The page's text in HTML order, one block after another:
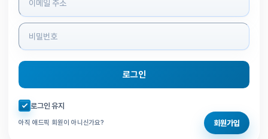
로그인
자동로그인 체크
로그인 유지
아직 애드픽 회원이 아니신가요? 회원가입